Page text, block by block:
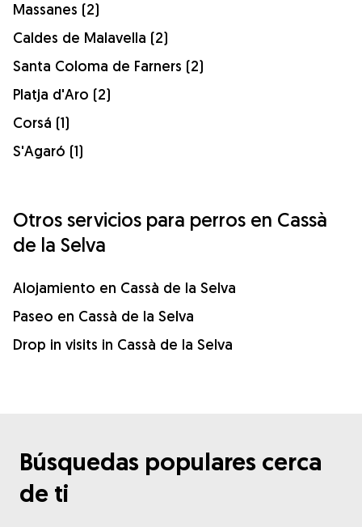
Massanes (2)
Caldes de Malavella (2)
Santa Coloma de Farners (2)
Platja d'Aro (2)
Corsá (1)
S'Agaró (1)
Otros servicios para perros en Cassà
de la Selva
Alojamiento en Cassà de la Selva
Paseo en Cassà de la Selva
Drop in visits in Cassà de la Selva
Búsquedas populares cerca
de ti